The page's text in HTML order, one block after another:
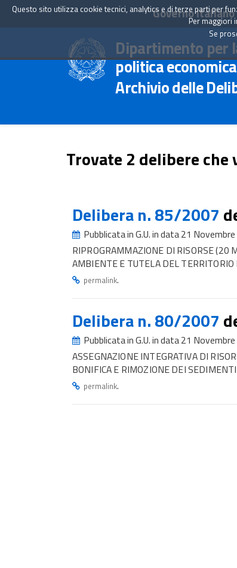
Governo Italiano
Dipartimento per
politica economica
Archivio delle
Trovate 2 delibere
Delibera n. 85/2007
Pubblicata in G.U. in data 21
RIPROGRAMMAZIONE DI RISORSE (20
AMBIENTE E TUTELA DEL
permalink.
Delibera n. 80/2007
Pubblicata in G.U. in data 21
ASSEGNAZIONE INTEGRATIVA DI
BONIFICA E RIMOZIONE DEI
permalink.
Questo sito utilizza cookie tecnici, analytics e di terze parti per
Per maggiori
Se